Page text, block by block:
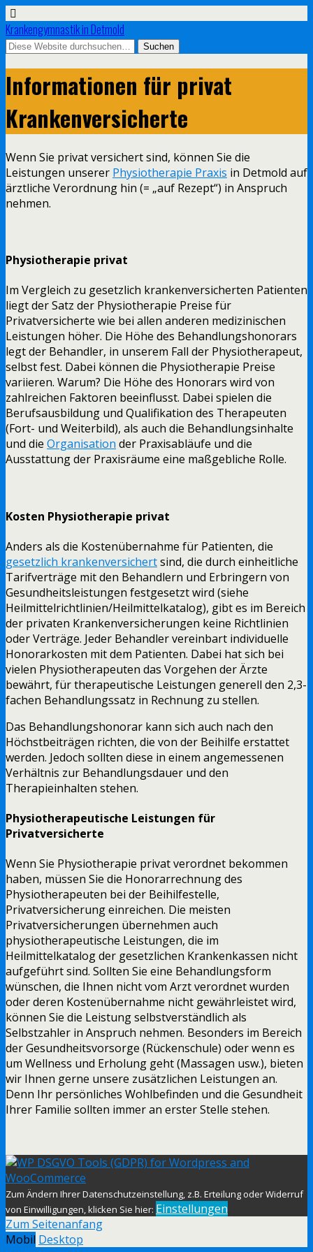
Krankengymnastik in Detmold
Informationen für privat
Krankenversicherte
Wenn Sie privat versichert sind, können Sie die
Leistungen unserer Physiotherapie Praxis in Detmold auf
ärztliche Verordnung hin (= „auf Rezept“) in Anspruch
nehmen.
Physiotherapie privat
Im Vergleich zu gesetzlich krankenversicherten Patienten
liegt der Satz der Physiotherapie Preise für
Privatversicherte wie bei allen anderen medizinischen
Leistungen höher. Die Höhe des Behandlungshonorars
legt der Behandler, in unserem Fall der Physiotherapeut,
selbst fest. Dabei können die Physiotherapie Preise
variieren. Warum? Die Höhe des Honorars wird von
zahlreichen Faktoren beeinflusst. Dabei spielen die
Berufsausbildung und Qualifikation des Therapeuten
(Fort- und Weiterbild), als auch die Behandlungsinhalte
und die Organisation der Praxisabläufe und die
Ausstattung der Praxisräume eine maßgebliche Rolle.
Kosten Physiotherapie privat
Anders als die Kostenübernahme für Patienten, die
gesetzlich krankenversichertsind, die durch einheitliche
Tarifverträge mit den Behandlern und Erbringern von
Gesundheitsleistungen festgesetzt wird (siehe
Heilmittelrichtlinien/Heilmittelkatalog), gibt es im Bereich
der privaten Krankenversicherungen keine Richtlinien
oder Verträge. Jeder Behandler vereinbart individuelle
Honorarkosten mit dem Patienten. Dabei hat sich bei
vielen Physiotherapeuten das Vorgehen der Ärzte
bewährt, für therapeutische Leistungen generell den 2,3-
fachen Behandlungssatz in Rechnung zu stellen.
Das Behandlungshonorar kann sich auch nach den
Höchstbeiträgen richten, die von der Beihilfe erstattet
werden. Jedoch sollten diese in einem angemessenen
Verhältnis zur Behandlungsdauer und den
Therapieinhalten stehen.
Physiotherapeutische Leistungen für
Privatversicherte
Wenn Sie Physiotherapie privat verordnet bekommen
haben, müssen Sie die Honorarrechnung des
Physiotherapeuten bei der Beihilfestelle,
Privatversicherung einreichen. Die meisten
Privatversicherungen übernehmen auch
physiotherapeutische Leistungen, die im
Heilmittelkatalog der gesetzlichen Krankenkassen nicht
aufgeführt sind. Sollten Sie eine Behandlungsform
wünschen, die Ihnen nicht vom Arzt verordnet wurden
oder deren Kostenübernahme nicht gewährleistet wird,
können Sie die Leistung selbstverständlich als
Selbstzahler in Anspruch nehmen. Besonders im Bereich
der Gesundheitsvorsorge (Rückenschule) oder wenn es
um Wellness und Erholung geht (Massagen usw.), bieten
wir Ihnen gerne unsere zusätzlichen Leistungen an.
Denn Ihr persönliches Wohlbefinden und die Gesundheit
Ihrer Familie sollten immer an erster Stelle stehen.
Zum Ändern Ihrer Datenschutzeinstellung, z.B. Erteilung oder Widerruf
von Einwilligungen, klicken Sie hier: Einstellungen
Zum Seitenanfang
Mobil Desktop